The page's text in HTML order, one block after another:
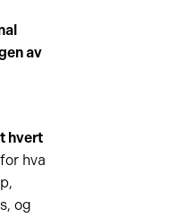
av
hvert
hva
og